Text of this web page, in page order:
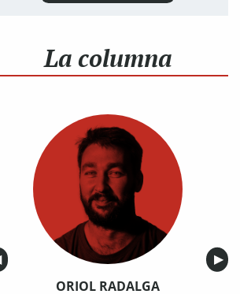
La columna
▶︎
ORIOL RADALGA